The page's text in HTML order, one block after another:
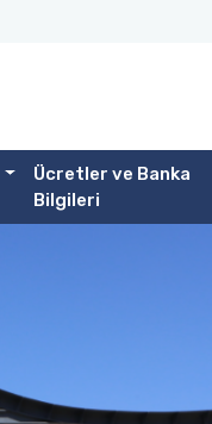
Ücretler ve Banka
Bilgileri